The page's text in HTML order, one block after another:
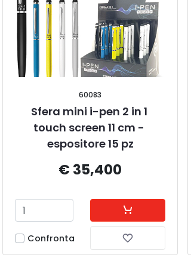
60083
Sfera mini i-pen 2 in 1
touch screen 11 cm -
espositore 15 pz
€ 35,400
Confronta